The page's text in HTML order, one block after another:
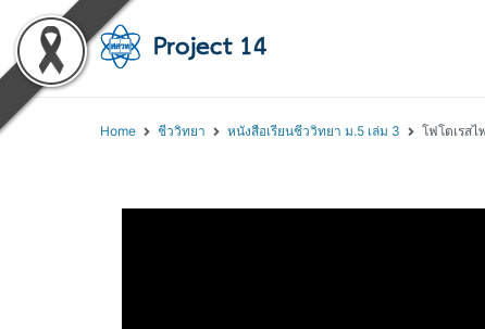
Home ชีววิทยา หนังสือเรียนชีววิทยา ม.5 เล่ม 3 โฟโตเรส